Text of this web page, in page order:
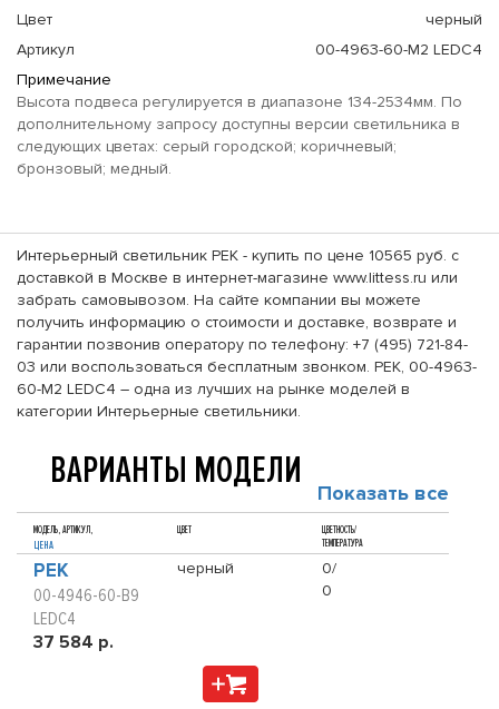
Цвет
черный
Артикул
00-4963-60-M2 LEDC4
Примечание
Высота подвеса регулируется в диапазоне 134-2534мм. По
дополнительному запросу доступны версии светильника в
следующих цветах: серый городской; коричневый;
бронзовый; медный.
Интерьерный светильник PEK - купить по цене 10565 руб. с
доставкой в Москве в интернет-магазине www.littess.ru или
забрать самовывозом. На сайте компании вы можете
получить информацию о стоимости и доставке, возврате и
гарантии позвонив оператору по телефону: +7 (495) 721-84-
03 или воспользоваться бесплатным звонком. PEK, 00-4963-
60-M2 LEDC4 – одна из лучших на рынке моделей в
категории Интерьерные светильники.
ВАРИАНТЫ МОДЕЛИ Показать все
МОДЕЛЬ, АРТИКУЛ,
ЦЕНА
ЦВЕТ
ЦВЕТНОСТЬ/
ТЕМПЕРАТУРА
PEK
00-4946-60-B9
LEDC4
37 584 р.
черный
0/
0